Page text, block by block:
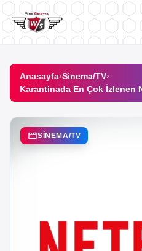
İçeriğe geç
Anasayfa›Sinema/TV›
Karantinada En Çok İzlenen
movieSINEMA/TV